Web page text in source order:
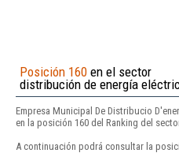
Posición 160 en el sector
distribución de energía
Empresa Municipal De Distribucio
en la posición 160 del Ranking del
A continuación podrá consultar la